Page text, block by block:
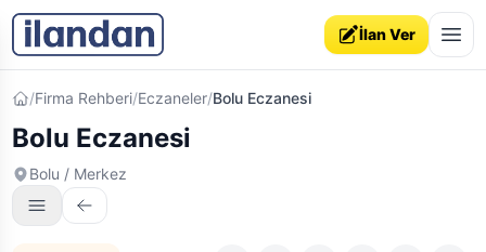
Ana sayfa
İlan Ver
/Firma Rehberi/Eczaneler/Bolu Eczanesi
Bolu Eczanesi
Bolu / Merkez